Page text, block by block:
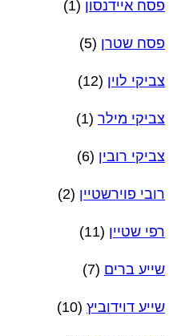
פסח איידנסון (1)
פסח שטרן (5)
צביקי לוין (12)
צביקי מילר (1)
צביקי רובין (6)
רובי פוירשטיין (2)
רפי שטיין (11)
שייע ברים (7)
שייע דוידוביץ (10)